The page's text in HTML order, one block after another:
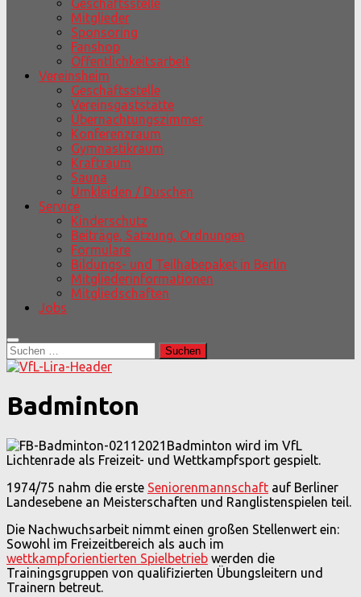
Geschäftsstelle
Mitglieder
Sponsoring
Fanshop
Öffentlichkeitsarbeit
Vereinsheim
Geschäftsstelle
Vereinsgaststätte
Übernachtungszimmer
Konferenzraum
Gymnastikraum
Kraftraum
Sauna
Umkleiden / Duschen
Service
Kinderschutz
Beiträge, Satzung, Ordnungen
Formulare
Bildungs- und Teilhabepaket in Berlin
Mitgliederinformationen
Mitgliedschaften
Jobs
Suchen
nach:
Badminton
Badminton wird im VfL
Lichtenrade als Freizeit- und Wettkampfsport gespielt.
1974/75 nahm die erste Seniorenmannschaft auf Berliner
Landesebene an Meisterschaften und Ranglistenspielen teil.
Die Nachwuchsarbeit nimmt einen großen Stellenwert ein:
Sowohl im Freizeitbereich als auch im
wettkampforientierten Spielbetrieb werden die
Trainingsgruppen von qualifizierten Übungsleitern und
Trainern betreut.